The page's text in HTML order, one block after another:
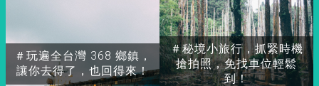
＃玩遍全台灣 368 鄉鎮，
讓你去得了，也回得來！
＃秘境小旅行，抓緊時機
搶拍照，免找車位輕鬆
到！